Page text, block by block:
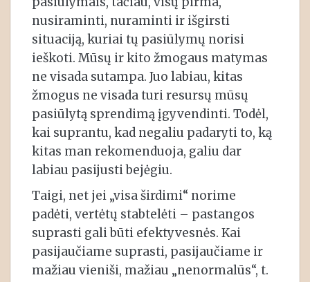
nusiraminti, nuraminti ir išgirsti
situaciją, kuriai tų pasiūlymų norisi
ieškoti. Mūsų ir kito žmogaus matymas
ne visada sutampa. Juo labiau, kitas
žmogus ne visada turi resursų mūsų
pasiūlytą sprendimą įgyvendinti. Todėl,
kai suprantu, kad negaliu padaryti to, ką
kitas man rekomenduoja, galiu dar
labiau pasijusti bejėgiu.
Taigi, net jei „visa širdimi“ norime
padėti, vertėtų stabtelėti – pastangos
suprasti gali būti efektyvesnės. Kai
pasijaučiame suprasti, pasijaučiame ir
mažiau vieniši, mažiau „nenormalūs“, t.